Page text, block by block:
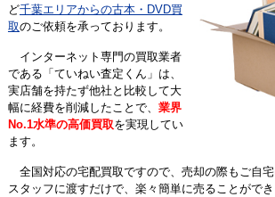
ど千葉エリアからの古本・DVD買
取のご依頼を承っております。
インターネット専門の買取業者
である「ていねい査定くん」は、
実店舗を持たず他社と比較して大
幅に経費を削減したことで、 業界
No.1水準の高価買取を実現してい
ます。
全国対応の宅配買取ですので、売却の際もご自
スタッフに渡すだけで、楽々簡単に売ることがで